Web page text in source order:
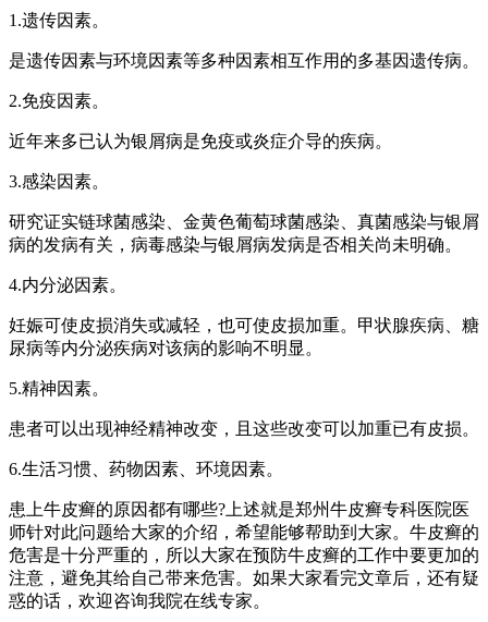
1.遗传因素。
是遗传因素与环境因素等多种因素相互作用的多基因遗传病。
2.免疫因素。
近年来多已认为银屑病是免疫或炎症介导的疾病。
3.感染因素。
研究证实链球菌感染、金黄色葡萄球菌感染、真菌感染与银屑
病的发病有关，病毒感染与银屑病发病是否相关尚未明确。
4.内分泌因素。
妊娠可使皮损消失或减轻，也可使皮损加重。甲状腺疾病、糖
尿病等内分泌疾病对该病的影响不明显。
5.精神因素。
患者可以出现神经精神改变，且这些改变可以加重已有皮损。
6.生活习惯、药物因素、环境因素。
患上牛皮癣的原因都有哪些?上述就是郑州牛皮癣专科医院医
师针对此问题给大家的介绍，希望能够帮助到大家。牛皮癣的
危害是十分严重的，所以大家在预防牛皮癣的工作中要更加的
注意，避免其给自己带来危害。如果大家看完文章后，还有疑
惑的话，欢迎咨询我院在线专家。